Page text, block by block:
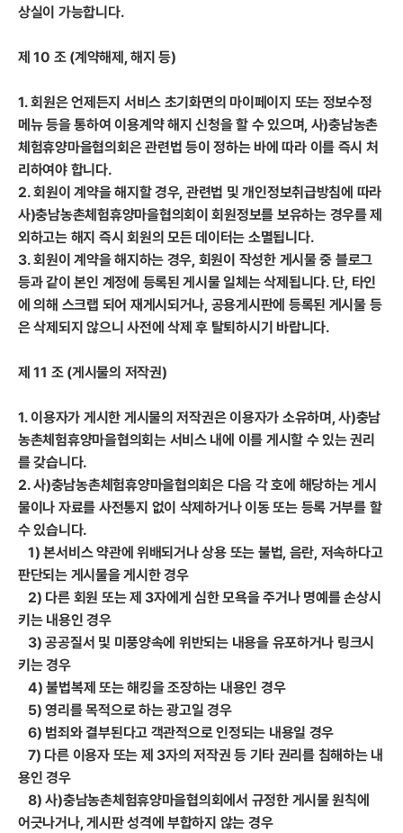
상실이 가능합니다.
제 10 조 (계약해제, 해지 등)
1. 회원은 언제든지 서비스 초기화면의 마이페이지 또는 정보수정
메뉴 등을 통하여 이용계약 해지 신청을 할 수 있으며, 사)충남농촌
체험휴양마을협의회은 관련법 등이 정하는 바에 따라 이를 즉시 처
리하여야 합니다.
2. 회원이 계약을 해지할 경우, 관련법 및 개인정보취급방침에 따라
사)충남농촌체험휴양마을협의회이 회원정보를 보유하는 경우를 제
외하고는 해지 즉시 회원의 모든 데이터는 소멸됩니다.
3. 회원이 계약을 해지하는 경우, 회원이 작성한 게시물 중 블로그
등과 같이 본인 계정에 등록된 게시물 일체는 삭제됩니다. 단, 타인
에 의해 스크랩 되어 재게시되거나, 공용게시판에 등록된 게시물 등
은 삭제되지 않으니 사전에 삭제 후 탈퇴하시기 바랍니다.
제 11 조 (게시물의 저작권)
1. 이용자가 게시한 게시물의 저작권은 이용자가 소유하며, 사)충남
농촌체험휴양마을협의회는 서비스 내에 이를 게시할 수 있는 권리
를 갖습니다.
2. 사)충남농촌체험휴양마을협의회은 다음 각 호에 해당하는 게시
물이나 자료를 사전통지 없이 삭제하거나 이동 또는 등록 거부를 할
수 있습니다.
1) 본서비스 약관에 위배되거나 상용 또는 불법, 음란, 저속하다고
판단되는 게시물을 게시한 경우
2) 다른 회원 또는 제 3자에게 심한 모욕을 주거나 명예를 손상시
키는 내용인 경우
3) 공공질서 및 미풍양속에 위반되는 내용을 유포하거나 링크시
키는 경우
4) 불법복제 또는 해킹을 조장하는 내용인 경우
5) 영리를 목적으로 하는 광고일 경우
6) 범죄와 결부된다고 객관적으로 인정되는 내용일 경우
7) 다른 이용자 또는 제 3자의 저작권 등 기타 권리를 침해하는 내
용인 경우
8) 사)충남농촌체험휴양마을협의회에서 규정한 게시물 원칙에
어긋나거나, 게시판 성격에 부합하지 않는 경우